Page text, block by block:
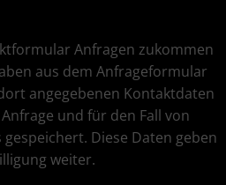
Anfragen zukommen
aus dem Anfrageformular
angegebenen Kontaktdaten
und für den Fall von
Diese Daten geben
weiter.